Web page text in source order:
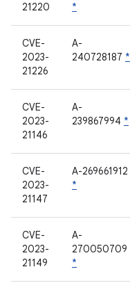
21220
*
CVE-
2023-
21226
A-
240728187 *
CVE-
2023-
21146
A-
239867994 *
CVE-
2023-
21147
A-269661912
*
CVE-
2023-
21149
A-
270050709
*